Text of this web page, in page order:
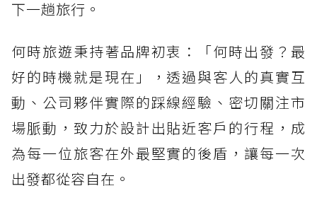
下一趟旅行。
何時旅遊秉持著品牌初衷：「何時出發？最
好的時機就是現在」，透過與客人的真實互
動、公司夥伴實際的踩線經驗、密切關注市
場脈動，致力於設計出貼近客戶的行程，成
為每一位旅客在外最堅實的後盾，讓每一次
出發都從容自在。